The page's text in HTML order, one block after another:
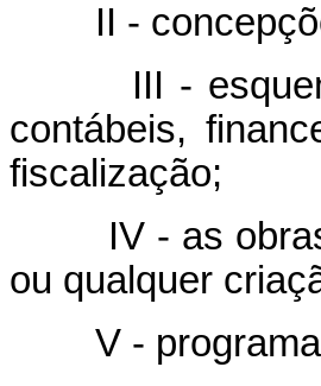
II -
III -
contábeis,
fiscalização;
IV - as
ou qualquer
V -